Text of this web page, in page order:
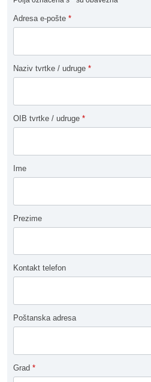
Adresa e-pošte *
Naziv tvrtke / udruge *
OIB tvrtke / udruge *
Ime
Prezime
Kontakt telefon
Poštanska adresa
Grad *